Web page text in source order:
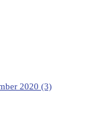
2020 (3)